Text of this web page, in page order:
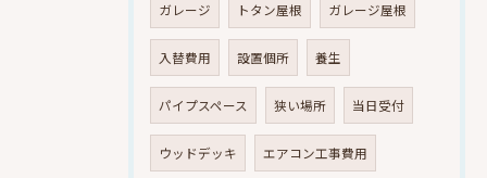
ガレージ トタン屋根 ガレージ屋根
入替費用 設置個所 養生
パイプスペース 狭い場所 当日受付
ウッドデッキ エアコン工事費用